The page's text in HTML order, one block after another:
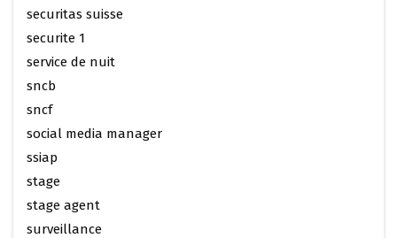
securitas suisse
securite 1
service de nuit
sncb
sncf
social media manager
ssiap
stage
stage agent
surveillance